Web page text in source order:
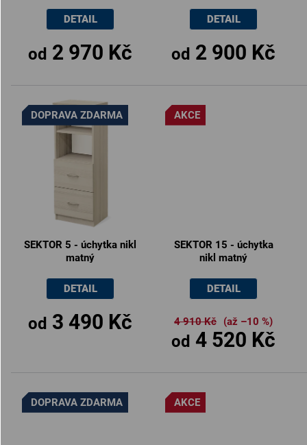
od 2 970 Kč
DETAIL
od 2 900 Kč
DETAIL
DOPRAVA ZDARMA
SEKTOR 5 - úchytka nikl
matný
od 3 490 Kč
DETAIL
AKCE
SEKTOR 15 - úchytka
nikl matný
od 4 520 Kč
4 910 Kč (až –10 %)
DETAIL
DOPRAVA ZDARMA AKCE